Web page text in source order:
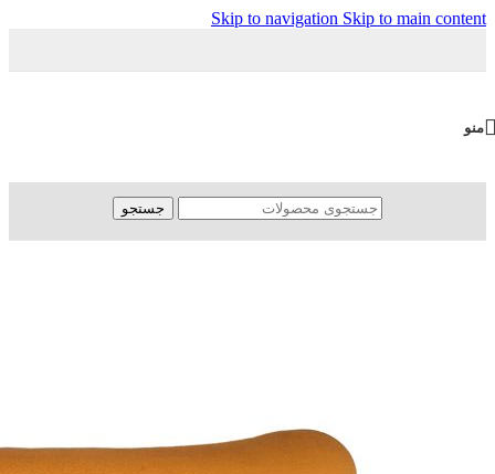
Skip to navigation Skip to main content
منو
جستجو